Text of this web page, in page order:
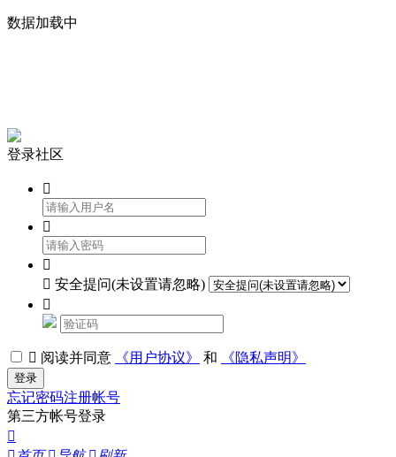
数据加载中
登录社区



 安全提问(未设置请忽略)

 阅读并同意 《用户协议》 和 《隐私声明》
登录
忘记密码注册帐号
第三方帐号登录
